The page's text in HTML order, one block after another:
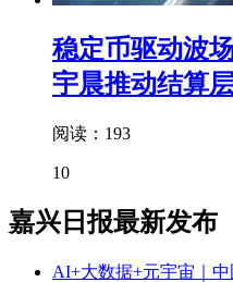
稳定币驱动波
宇晨推动结算
阅读：193
10
嘉兴日报最新发布
AI+大数据+元宇宙｜